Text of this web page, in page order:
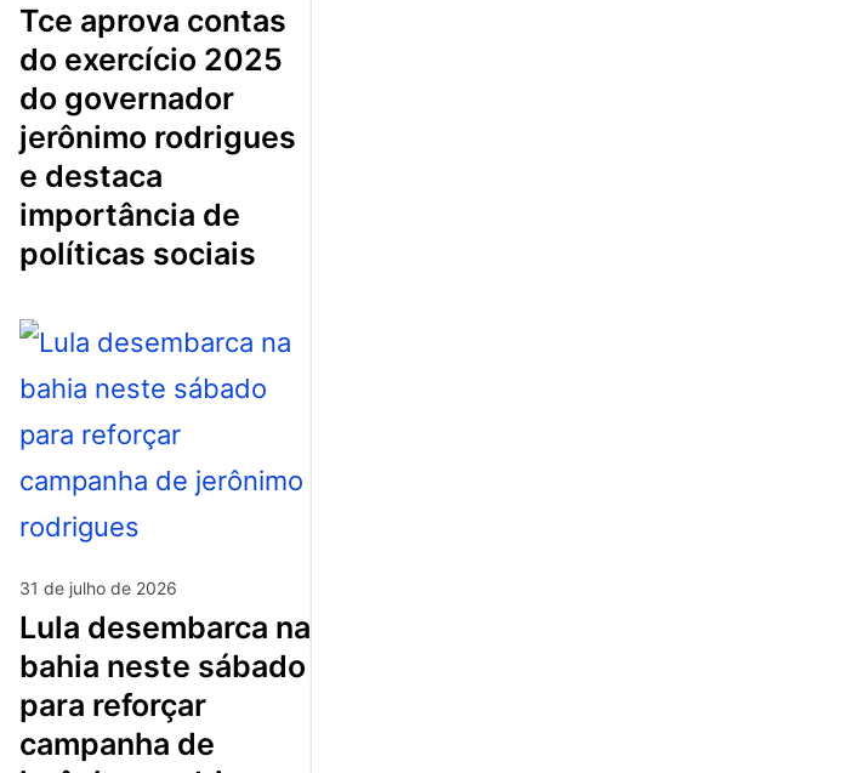
tce aprova contas
do exercício 2025
do governador
jerônimo rodrigues
e destaca
importância de
políticas sociais
31 de julho de 2026
lula desembarca na
bahia neste sábado
para reforçar
campanha de